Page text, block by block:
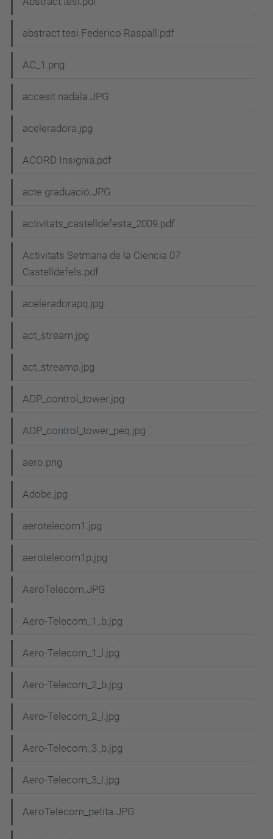
abstract tesi Federico Raspall.pdf
AC_1.png
accesit nadala.JPG
aceleradora.jpg
ACORD Insignia.pdf
acte graduació.JPG
activitats_castelldefesta_2009.pdf
Activitats Setmana de la Ciencia 07
Castelldefels.pdf
aceleradorapq.jpg
act_stream.jpg
act_streamp.jpg
ADP_control_tower.jpg
ADP_control_tower_peq.jpg
aero.png
Adobe.jpg
aerotelecom1.jpg
aerotelecom1p.jpg
AeroTelecom.JPG
Aero-Telecom_1_b.jpg
Aero-Telecom_1_l.jpg
Aero-Telecom_2_b.jpg
Aero-Telecom_2_l.jpg
Aero-Telecom_3_b.jpg
Aero-Telecom_3_l.jpg
AeroTelecom_petita.JPG